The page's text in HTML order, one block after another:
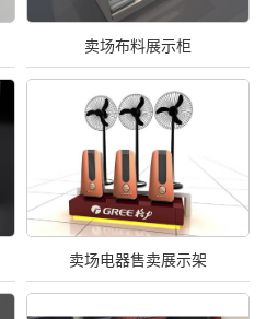
卖场布料展示柜
卖场电器售卖展示架